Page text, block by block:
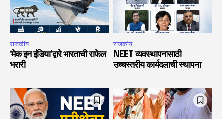
राजकीय
‘मेक इन इंडिया’द्वारे भारताची राफेल
भरारी
राजकीय
NEET व्यवस्थापनासाठी
उच्चस्तरीय कार्यदलाची स्थापना